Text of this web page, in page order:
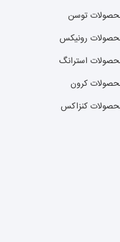
توسن
رونیکس
استرانگ
کرون
کنزاکس